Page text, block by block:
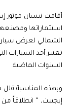
أقامت نيسان موتور
استثماراتها
تعتبر أحد السيارات
السنوات الماضية.
وبهذه المناسبة
إيجيبت، ” انطلاقاُ